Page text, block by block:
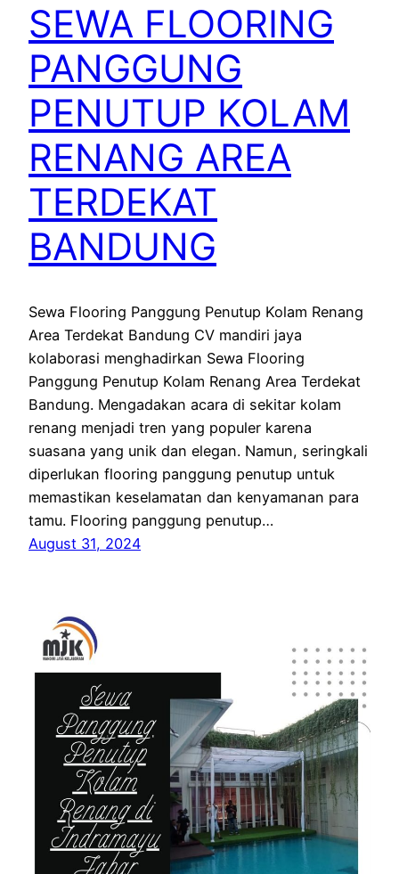
SEWA FLOORING
PANGGUNG
PENUTUP KOLAM
RENANG AREA
TERDEKAT
BANDUNG
Sewa Flooring Panggung Penutup Kolam Renang
Area Terdekat Bandung CV mandiri jaya
kolaborasi menghadirkan Sewa Flooring
Panggung Penutup Kolam Renang Area Terdekat
Bandung. Mengadakan acara di sekitar kolam
renang menjadi tren yang populer karena
suasana yang unik dan elegan. Namun, seringkali
diperlukan flooring panggung penutup untuk
memastikan keselamatan dan kenyamanan para
tamu. Flooring panggung penutup…
August 31, 2024